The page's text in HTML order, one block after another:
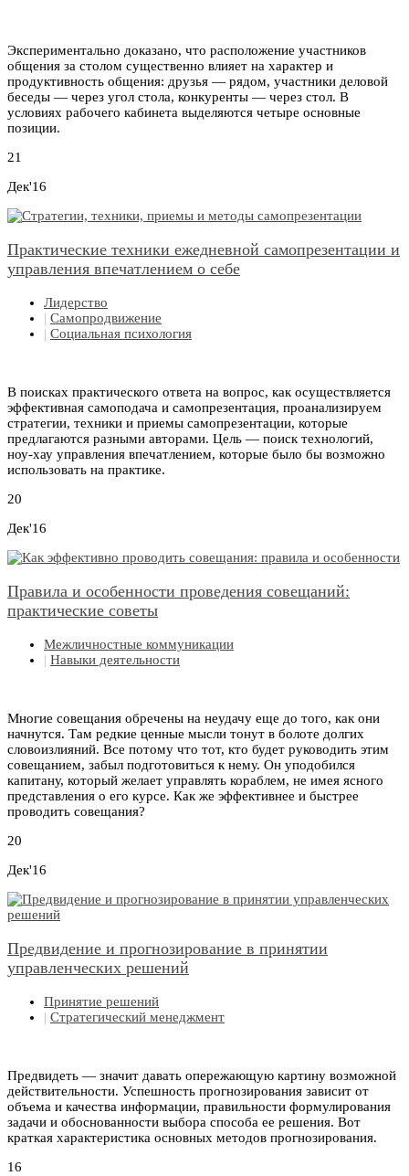
Экспериментально доказано, что расположение участников
общения за столом существенно влияет на характер и
продуктивность общения: друзья — рядом, участники деловой
беседы — через угол стола, конкуренты — через стол. В
условиях рабочего кабинета выделяются четыре основные
позиции.
21
Дек'16
Практические техники ежедневной самопрезентации и
управления впечатлением о себе
Лидерство
| Самопродвижение
| Социальная психология
В поисках практического ответа на вопрос, как осуществляется
эффективная самоподача и самопрезентация, проанализируем
стратегии, техники и приемы самопрезентации, которые
предлагаются разными авторами. Цель — поиск технологий,
ноу-хау управления впечатлением, которые было бы возможно
использовать на практике.
20
Дек'16
Правила и особенности проведения совещаний:
практические советы
Межличностные коммуникации
| Навыки деятельности
Многие совещания обречены на неудачу еще до того, как они
начнутся. Там редкие ценные мысли тонут в болоте долгих
словоизлияний. Все потому что тот, кто будет руководить этим
совещанием, забыл подготовиться к нему. Он уподобился
капитану, который желает управлять кораблем, не имея ясного
представления о его курсе. Как же эффективнее и быстрее
проводить совещания?
20
Дек'16
Предвидение и прогнозирование в принятии
управленческих решений
Принятие решений
| Стратегический менеджмент
Предвидеть — значит давать опережающую картину возможной
действительности. Успешность прогнозирования зависит от
объема и качества информации, правильности формулирования
задачи и обоснованности выбора способа ее решения. Вот
краткая характеристика основных методов прогнозирования.
16